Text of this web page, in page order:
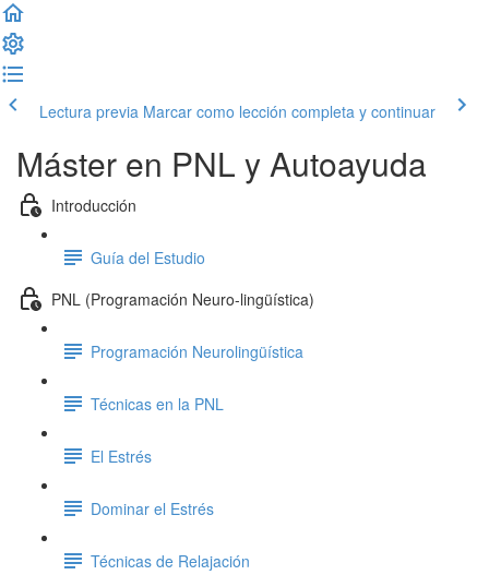
Lectura previa Marcar como lección completa y continuar
Máster en PNL y Autoayuda
Introducción
Guía del Estudio
PNL (Programación Neuro-lingüística)
Programación Neurolingüística
Técnicas en la PNL
El Estrés
Dominar el Estrés
Técnicas de Relajación